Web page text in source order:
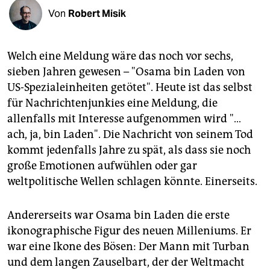
shop
fragen & hilfe
unterstützen
abo
genossenschaft
epaper login
Von Robert Misik
Welch eine Meldung wäre das noch vor sechs,
sieben Jahren gewesen – "Osama bin Laden von
US-Spezialeinheiten getötet". Heute ist das selbst
für Nachrichtenjunkies eine Meldung, die
allenfalls mit Interesse aufgenommen wird "…
ach, ja, bin Laden". Die Nachricht von seinem Tod
kommt jedenfalls Jahre zu spät, als dass sie noch
große Emotionen aufwühlen oder gar
weltpolitische Wellen schlagen könnte. Einerseits.
Andererseits war Osama bin Laden die erste
ikonographische Figur des neuen Milleniums. Er
war eine Ikone des Bösen: Der Mann mit Turban
und dem langen Zauselbart, der der Weltmacht